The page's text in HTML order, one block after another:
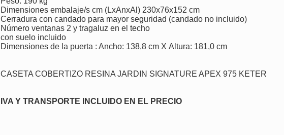
Dimensiones embalaje/s cm (LxAnxAl) 230x76x152 cm
Cerradura con candado para mayor seguridad (candado no incluido)
Número ventanas 2 y tragaluz en el techo
con suelo incluido
Dimensiones de la puerta : Ancho: 138,8 cm X Altura: 181,0 cm
CASETA COBERTIZO RESINA JARDIN SIGNATURE APEX 975 KETER
IVA Y TRANSPORTE INCLUIDO EN EL PRECIO